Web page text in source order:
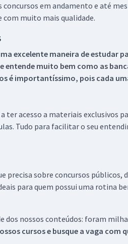
em andamento e até
com muito mais qualidade.
excelente maneira de estudar
entende muito bem como as
é importantíssimo, pois cada
ter acesso a materiais
Tudo para facilitar o seu
precisa sobre concursos
para quem possui uma rotina
dos nossos conteúdos: foram
cursos e busque a vaga